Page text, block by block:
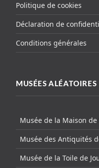
Politique de cookies
Déclaration de
Conditions générales
MUSÉES ALÉATOIRES
Musée de la Maison
Musée des Antiquités
Musée de la Toile de